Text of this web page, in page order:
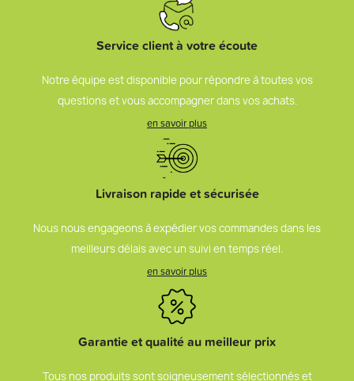
Service client à votre écoute
Notre équipe est disponible pour répondre à toutes vos
questions et vous accompagner dans vos achats.
en savoir plus
Livraison rapide et sécurisée
Nous nous engageons à expédier vos commandes dans les
meilleurs délais avec un suivi en temps réel.
en savoir plus
Garantie et qualité au meilleur prix
Tous nos produits sont soigneusement sélectionnés et